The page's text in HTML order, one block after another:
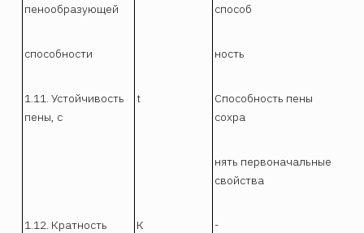
пенообразующей
способ
способности ность
1.11. Устойчивость
пены, с
t
Способность пены
сохра
нять первоначальные
свойства
1.12. Кратность
К -